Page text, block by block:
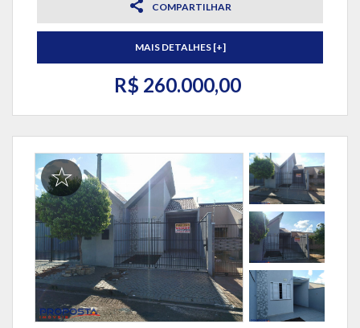
COMPARTILHAR
MAIS DETALHES [+]
R$ 260.000,00